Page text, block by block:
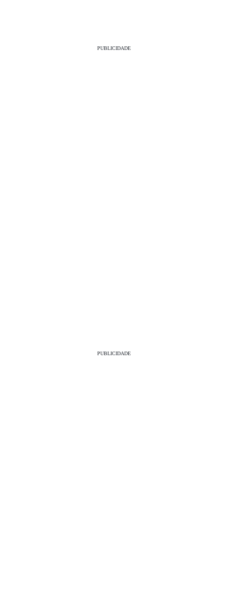
PUBLICIDADE
PUBLICIDADE